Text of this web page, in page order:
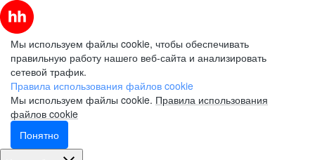
Мы используем файлы cookie, чтобы обеспечивать
правильную работу нашего веб-сайта и анализировать
сетевой трафик.
Правила использования файлов cookie
Мы используем файлы cookie. Правила использования
файлов cookie
Понятно